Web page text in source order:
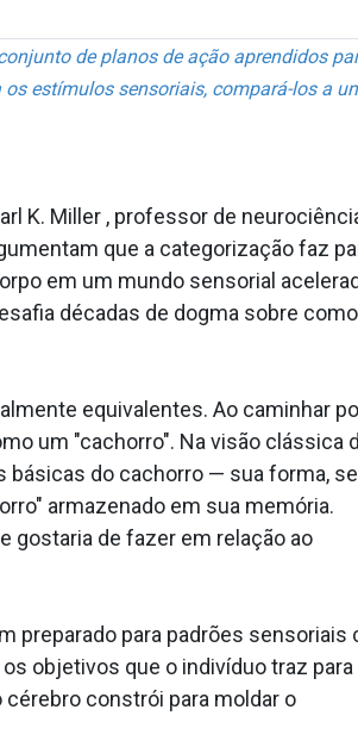
de planos de ação aprendidos
estímulos sensoriais, compará-los a
K. Miller , professor de
que a categorização faz
em um mundo sensorial
décadas de dogma sobre
equivalentes. Ao caminhar
um "cachorro". Na visão clássica
básicas do cachorro — sua forma,
armazenado em sua memória.
gostaria de fazer em relação ao
preparado para padrões sensoriais
objetivos que o indivíduo traz para
constrói para moldar o